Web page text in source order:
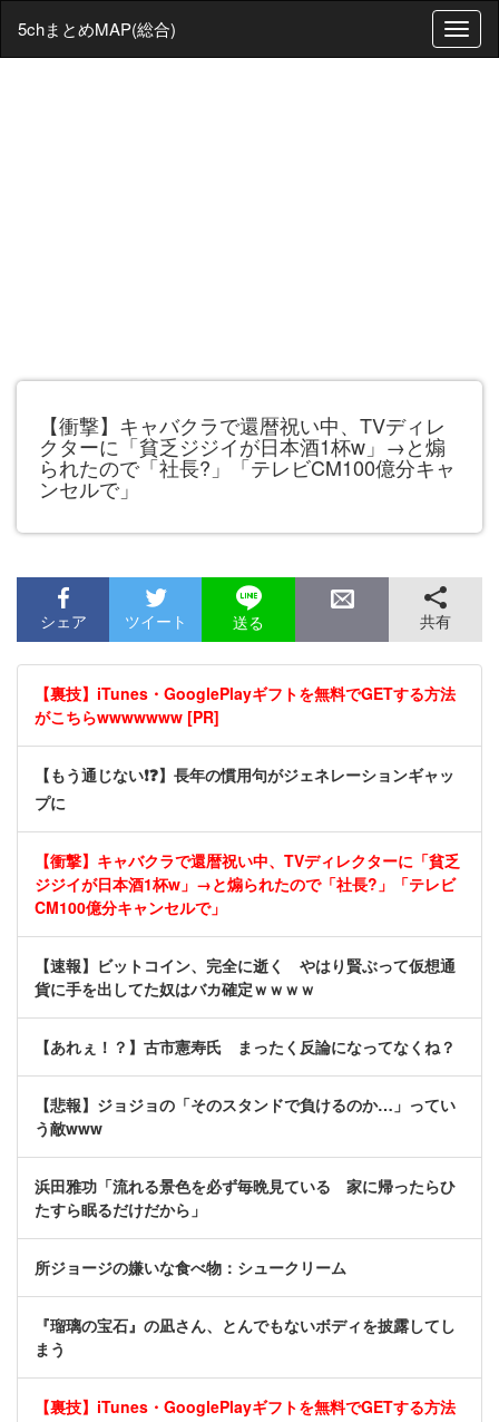
T
o
5chまとめMAP(総合)
【衝撃】キャバクラで還暦祝い中、TVディレ
クターに「貧乏ジジイが日本酒1杯w」→と煽
られたので「社長?」「テレビCM100億分キャ
ンセルで」
シェア ツイート 送る 共有
【裏技】iTunes・GooglePlayギフトを無料でGETする方法
がこちらwwwwwww [PR]
【もう通じない❗❓】長年の慣用句がジェネレーションギャッ
プに
【衝撃】キャバクラで還暦祝い中、TVディレクターに「貧乏
ジジイが日本酒1杯w」→と煽られたので「社長?」「テレビ
CM100億分キャンセルで」
【速報】ビットコイン、完全に逝く やはり賢ぶって仮想通
貨に手を出してた奴はバカ確定ｗｗｗｗ
【あれぇ！？】古市憲寿氏 まったく反論になってなくね？
【悲報】ジョジョの「そのスタンドで負けるのか…」ってい
う敵www
浜田雅功「流れる景色を必ず毎晩見ている 家に帰ったらひ
たすら眠るだけだから」
所ジョージの嫌いな食べ物：シュークリーム
『瑠璃の宝石』の凪さん、とんでもないボディを披露してし
まう
【裏技】iTunes・GooglePlayギフトを無料でGETする方法